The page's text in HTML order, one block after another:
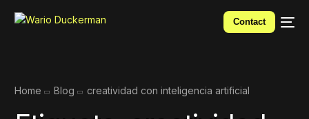
Contact
Home Blog creatividad con inteligencia artificial